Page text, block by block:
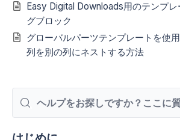
Easy Digital Downloads用のテンプレ
グブロック
グローバルパーツテンプレートを使
列を別の列にネストする方法